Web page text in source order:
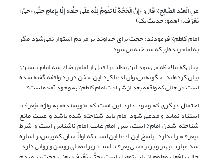
عَنِ الْعَبْدِ الصَّالِحِ% قَالَ: «إِنَّ الْحُجَّةَ لَا تَقُومُ لِلَّهِ عَلَى خَلْقِهِ إِلَّا بِإِمَامٍ حَتَّى «حَیٍّ»
یُعْرَفَ‏.» (همو: حدیث یک)
امام کاظم% فرمودند: حجت برای خداوند بر مردم استوار نمی‌شود مگر
به امام زنده‌ای که شناخته می‌شود.
چنان‌که ملاحظه می‌شود این مطلب را قبل از امام رضا% سه امام پیشین:
بیان کرده‌اند. چگونه می‌توان ادعا کرد این سخن در رد واقفه گفته شده
است در حالی که واقفه بعد از شهادت امام کاظم% به وجود آمده است؟
احتمال دیگری که وجود دارد این است که «نویسنده» به واژه «یُعرف»
استناد نماید و مدعی شود امام باید شناخته شده باشد و غیبت مانع
شناخته شدن امام% است، پس امام غایب امام ناشناس است و شرط
«یعرف» را ندارد. پاسخ این ادعا این است که اولاً چنان که پیش‌تر اشاره
شد عبارت بهتر و برتر «حتی یعرف» است؛ زیرا معنای روشن و روانی دارد.